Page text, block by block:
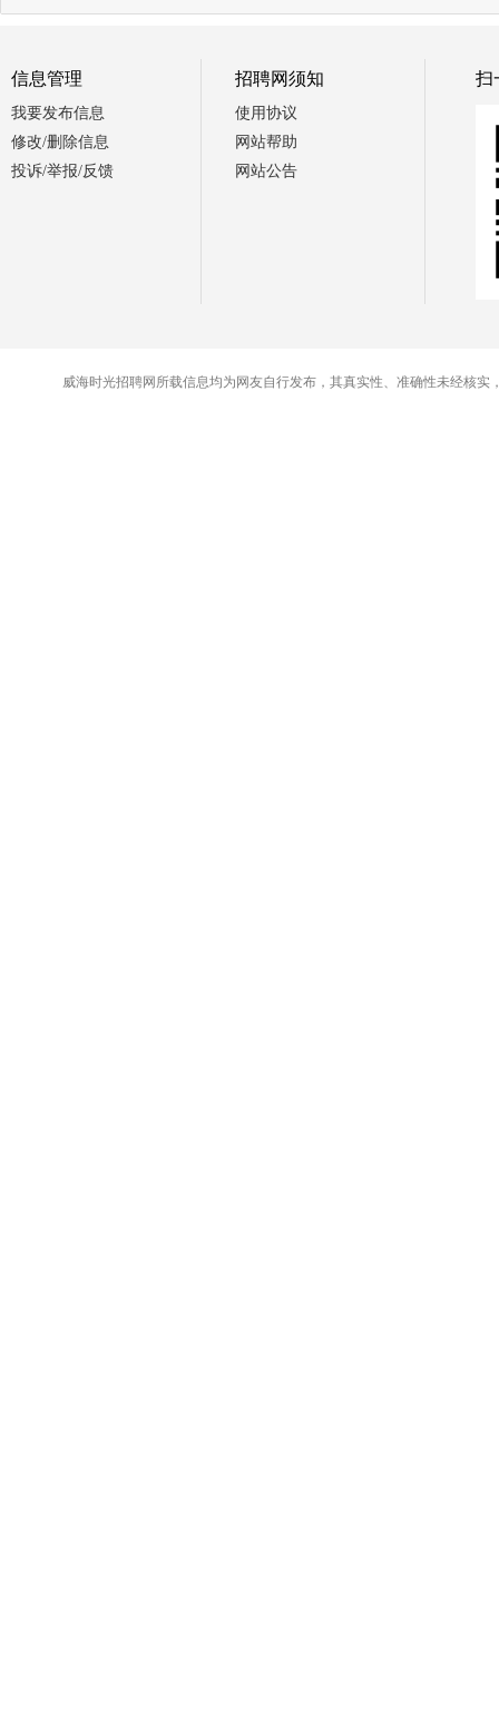
信息管理
我要发布信息
修改/删除信息
投诉/举报/反馈
招聘网须知
使用协议
网站帮助
网站公告
扫
威海时光招聘网所载信息均为网友自行发布，其真实性、准确性未经核